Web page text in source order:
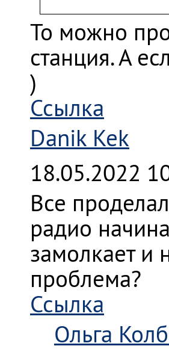
То можно
станция. А
)
Ссылка
Danik Kek
18.05.2022
Все
радио
замолкает и
проблема?
Ссылка
Ольга